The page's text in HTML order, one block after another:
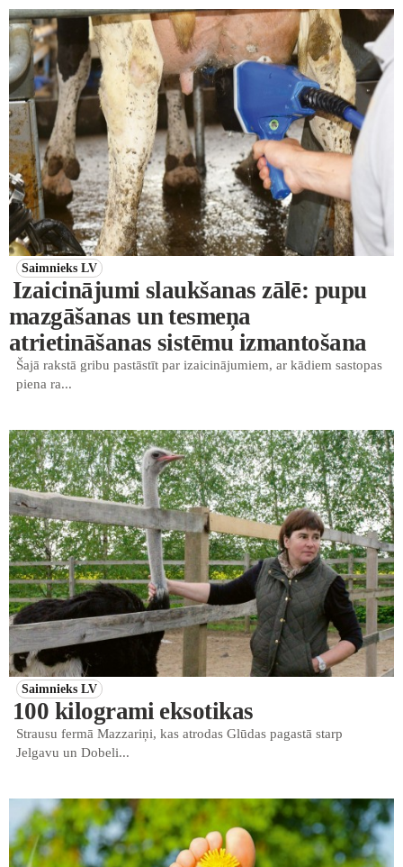
Saimnieks LV
Izaicinājumi slaukšanas zālē: pupu
mazgāšanas un tesmeņa
atrietināšanas sistēmu izmantošana
Šajā rakstā gribu pastāstīt par izaicinājumiem, ar kādiem sastopas
piena ra...
Saimnieks LV
100 kilogrami eksotikas
Strausu fermā Mazzariņi, kas atrodas Glūdas pagastā starp
Jelgavu un Dobeli...